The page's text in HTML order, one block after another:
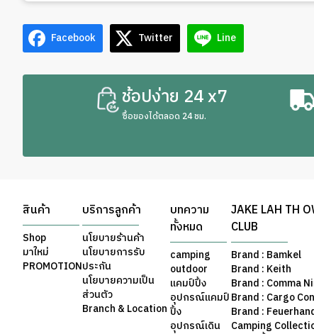
Facebook Twitter Line
ช้อปง่าย 24 x7
ซื้อของได้ตลอด 24 ชม.
สินค้า
Shop
มาใหม่
PROMOTION
บริการลูกค้า
นโยบายร้านค้า
นโยบายการรับ
ประกัน
นโยบายความเป็น
ส่วนตัว
Branch & Location
บทความ
ทั้งหมด
camping
outdoor
แคมป์ปิ้ง
อุปกรณ์แคมป์
ปิ้ง
อุปกรณ์เดิน
JAKE LAH TH
CLUB
Brand : Bamkel
Brand : Keith
Brand : Comma
Brand : Cargo
Brand :
Camping